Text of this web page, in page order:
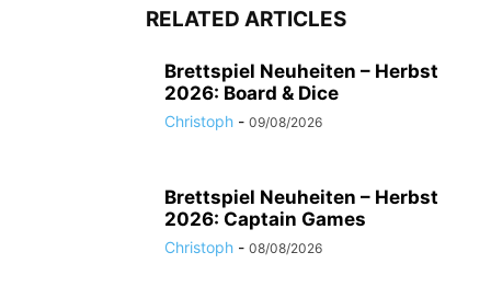
RELATED ARTICLES
Brettspiel Neuheiten – Herbst
2026: Board & Dice
Christoph - 09/08/2026
Brettspiel Neuheiten – Herbst
2026: Captain Games
Christoph - 08/08/2026